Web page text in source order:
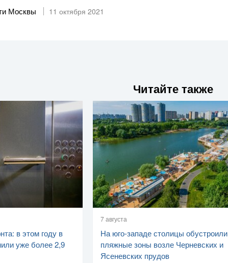
Москвы 11 октября 2021
Читайте также
в этом году в
уже более 2,9
7 августа
На юго-западе столицы обустроили
пляжные зоны возле Черневских и
Ясеневских прудов